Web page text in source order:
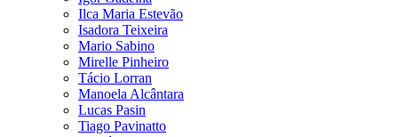
Ilca Maria Estevão
Isadora Teixeira
Mario Sabino
Mirelle Pinheiro
Tácio Lorran
Manoela Alcântara
Lucas Pasin
Tiago Pavinatto